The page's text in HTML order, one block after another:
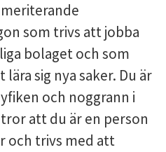
som trivs att jobba
bolaget och som
sig nya saker. Du är
och noggrann i
att du är en person
och trivs med att